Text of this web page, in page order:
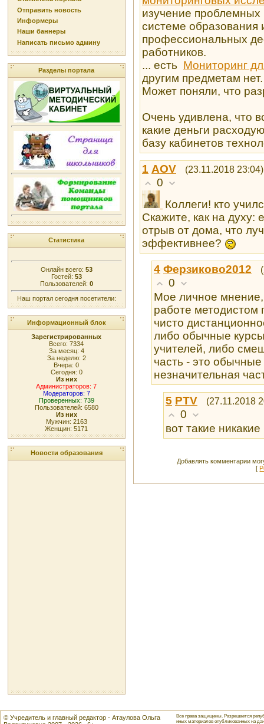
Отправить новость
Информеры
Наши баннеры
Написать письмо админу
Разделы портала
Статистика
Онлайн всего: 53
Гостей: 53
Пользователей: 0
Наш портал сегодня посетители:
Информационный блок
Зарегистрированных
Всего: 7334
За месяц: 4
За неделю: 2
Вчера: 0
Сегодня: 0
Из них
Администраторов: 7
Модераторов: 7
Проверенных: 739
Пользователей: 6580
Из них
Мужчин: 2163
Женщин: 5171
Новости образования
изучение проблемных
системе образования
профессиональных
работников.
... есть Мониторинг
другим предметам нет.
Может поняли, что
Очень удивлена, что
какие деньги
базу кабинетов
1 AOV (23.11.2018 23:04)
0
Коллеги! кто
Скажите, как на духу:
отрыв от дома, что
эффективнее?
4 Ферзиково2012
0
Мое личное
работе
чисто
либо обычные
учителей, либо
часть - это обычные
незначительная
5 PTV (27.11.2018
0
вот такие
Добавлять комментарии
[
© Учредитель и главный редактор - Атаулова Ольга
Все права защищены. Разрешается
иных материалов опубликованных на